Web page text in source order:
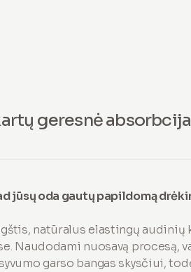
geresnė absorbcija
jūsų oda gautų papildomą
natūralus elastingų audinių
Naudodami nuosavą procesą,
garso bangas skysčiui,